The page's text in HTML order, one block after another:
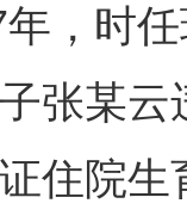
时任
张某
住院